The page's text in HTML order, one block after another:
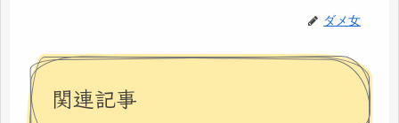
ダメ女
関連記事